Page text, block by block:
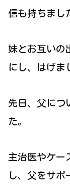
信も持ちまし
妹とお互いの
にし、はげま
先日、父につ
た。
主治医やケー
し、父をサポ